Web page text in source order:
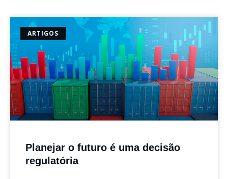
ARTIGOS
Planejar o futuro é uma decisão
regulatória